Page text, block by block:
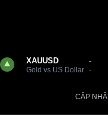
XAUUSD
Gold vs US Dollar
-
-
CẬP